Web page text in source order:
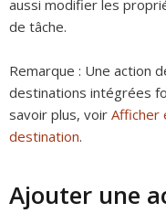
aussi modifier les
de tâche.
Remarque : Une action
destinations intégrées
savoir plus, voir Afficher
destination.
Ajouter une